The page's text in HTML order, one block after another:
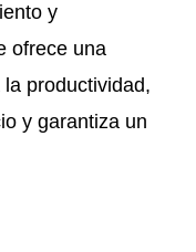
y
ofrece una
productividad,
y garantiza un